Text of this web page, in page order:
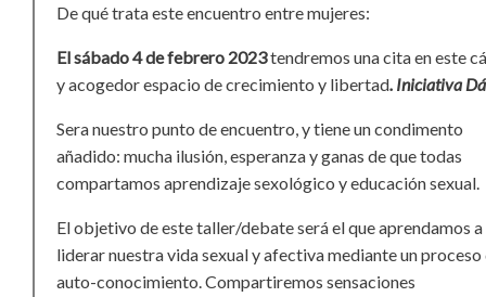
De qué trata este encuentro entre mujeres:
El sábado 4 de febrero 2023tendremos una cita en este
y acogedor espacio de crecimiento y libertad. Iniciativa
Sera nuestro punto de encuentro, y tiene un condimento
añadido: mucha ilusión, esperanza y ganas de que todas
compartamos aprendizaje sexológico y educación sexual.
El objetivo de este taller/debate será el que aprendamos a
liderar nuestra vida sexual y afectiva mediante un proceso
auto-conocimiento. Compartiremos sensaciones